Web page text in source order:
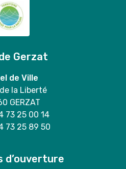
Gerzat
de Ville
la Liberté
GERZAT
73 25 00 14
73 25 89 50
d’ouverture